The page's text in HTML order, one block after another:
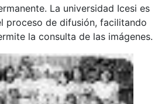
La universidad Icesi es
proceso de difusión, facilitando
la consulta de las imágenes.